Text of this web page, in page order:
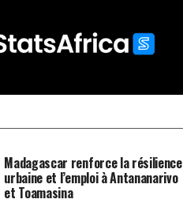
Madagascar renforce la résilience
urbaine et l’emploi à Antananarivo
et Toamasina